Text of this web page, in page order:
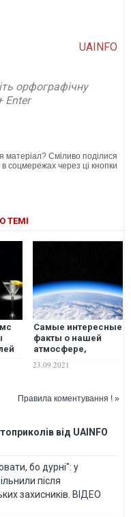
UAINFO
орфографічну
Enter
матеріал? Сміливо поділися
соцмережах через ці кнопки
ТЕМІ
Самые интересные
факты о нашей
атмосфере,
удивят
23.09.2021
Правила коментування ! »
від UAINFO
бо дурні": у
після
захисників. ВІДЕО